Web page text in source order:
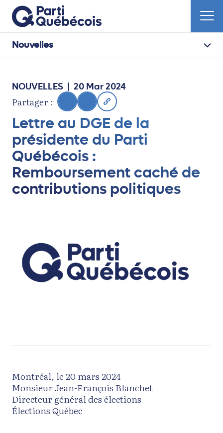
Nouvelles
NOUVELLES | 20 Mar 2024
Partager :
Lettre au DGE de la
présidente du Parti
Québécois :
Remboursement caché de
contributions politiques
Montréal, le 20 mars 2024
Monsieur Jean-François Blanchet
Directeur général des élections
Élections Québec